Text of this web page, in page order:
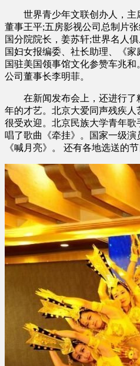
世界青少年文联创办人，主
董事王平;五房影视公司总制片
国分院院长，姜苏轩;世界名人
国妇女报编委、社长助理、《
国驻美国领事馆文化参赞车兆
公司董事长李明菲。
在新闻发布会上，还进行了
年的才艺。北京大爱同声残疾人
很受欢迎。北京民族大学青年
唱了歌曲《牵挂》。国家一级
《喊月亮》。 还有各地选送的